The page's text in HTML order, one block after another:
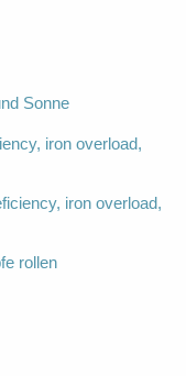
Sonne
iron overload,
iron overload,
rollen